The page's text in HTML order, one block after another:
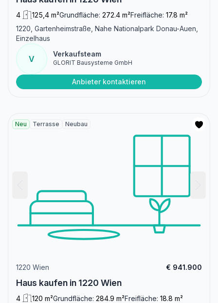
4 125,4 m²Grundfläche: 272.4 m²Freifläche: 17.8 m²
1220, Gartenheimstraße, Nahe Nationalpark Donau-Auen,
Einzelhaus
V
Verkaufsteam
GLORIT Bausysteme GmbH
Anbieter kontaktieren
Neu Terrasse Neubau
1220 Wien € 941.900
Haus kaufen in 1220 Wien
4 120 m²Grundfläche: 284.9 m²Freifläche: 18.8 m²